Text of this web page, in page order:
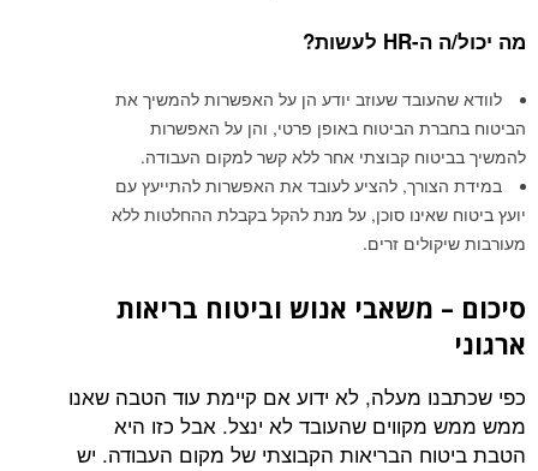
מה יכול/ה ה-HR לעשות?
לוודא שהעובד שעוזב יודע הן על האפשרות להמשיך את
הביטוח בחברת הביטוח באופן פרטי, והן על האפשרות
להמשיך בביטוח קבוצתי אחר ללא קשר למקום העבודה.
במידת הצורך, להציע לעובד את האפשרות להתייעץ עם
יועץ ביטוח שאינו סוכן, על מנת להקל בקבלת ההחלטות ללא
מעורבות שיקולים זרים.
סיכום – משאבי אנוש וביטוח בריאות
ארגוני
כפי שכתבנו מעלה, לא ידוע אם קיימת עוד הטבה שאנו
ממש ממש מקווים שהעובד לא ינצל. אבל כזו היא
הטבת ביטוח הבריאות הקבוצתי של מקום העבודה. יש